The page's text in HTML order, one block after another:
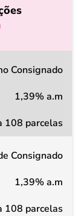
Consignado
1,39% a.m
108 parcelas
Consignado
1,39% a.m
108 parcelas